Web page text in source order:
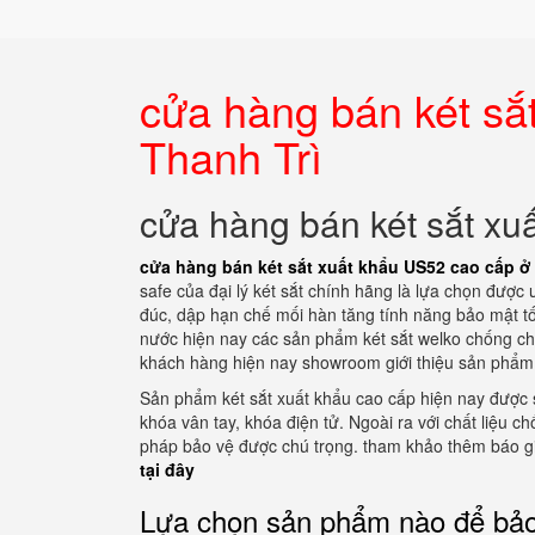
cửa hàng bán két
Thanh Trì
cửa hàng bán két sắt
cửa hàng bán két sắt xuất khẩu US52 cao cấp
safe của đại lý két sắt chính hãng là lựa chọn
đúc, dập hạn chế mối hàn tăng tính năng bảo mật
nước hiện nay các sản phẩm két sắt welko chống
khách hàng hiện nay showroom giới thiệu sản
Sản phẩm két sắt xuất khẩu cao cấp hiện nay
khóa vân tay, khóa điện tử. Ngoài ra với chất liệu
pháp bảo vệ được chú trọng. tham khảo thêm báo
tại đây
Lựa chọn sản phẩm nào để